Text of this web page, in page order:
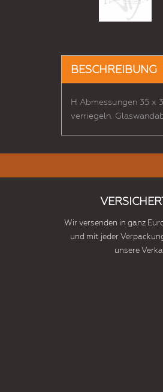
BESCHREIBUNG
H Abmessungen 35 x
verriegeln.
Wir versenden in ganz
und mit jeder
unsere